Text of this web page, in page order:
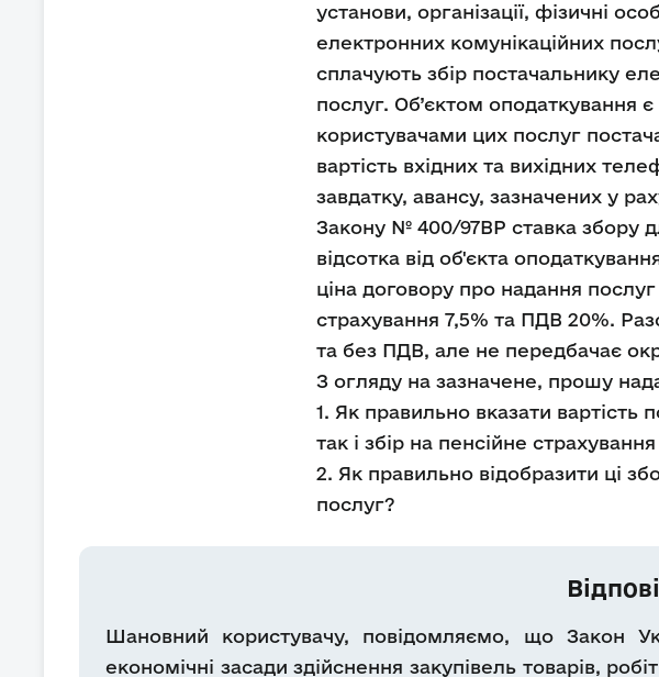
установи, організації, фізичні
електронних комунікаційних
сплачують збір постачальнику
послуг. Об’єктом оподаткування
користувачами цих послуг
вартість вхідних та вихідних
завдатку, авансу, зазначених у
Закону № 400/97ВР ставка збору
відсотка від об'єкта
ціна договору про надання
страхування 7,5% та ПДВ 20%.
та без ПДВ, але не передбачає
З огляду на зазначене, прошу
1. Як правильно вказати
так і збір на пенсійне
2. Як правильно відобразити ці
послуг?
Шановний користувачу, повідомляємо, що Закон
економічні засади здійснення закупівель товарів,